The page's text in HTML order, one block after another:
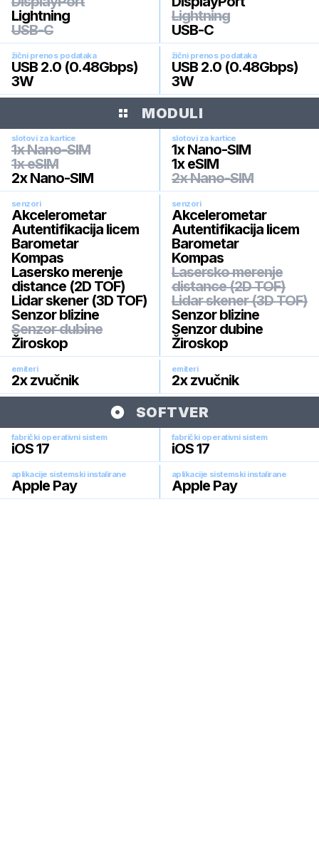
Lightning
USB-C
Lightning
USB-C
žični prenos podataka
USB 2.0 (0.48Gbps)
3W
žični prenos podataka
USB 2.0 (0.48Gbps)
3W
MODULI
slotovi za kartice
1x Nano-SIM
1x eSIM
2x Nano-SIM
slotovi za kartice
1x Nano-SIM
1x eSIM
2x Nano-SIM
senzori
Akcelerometar
Autentifikacija licem
Barometar
Kompas
Lasersko merenje
distance (2D TOF)
Lidar skener (3D TOF)
Senzor blizine
Senzor dubine
Žiroskop
senzori
Akcelerometar
Autentifikacija licem
Barometar
Kompas
Lasersko merenje
distance (2D TOF)
Lidar skener (3D TOF)
Senzor blizine
Senzor dubine
Žiroskop
emiteri
2x zvučnik
emiteri
2x zvučnik
SOFTVER
fabrički operativni sistem
iOS 17
fabrički operativni sistem
iOS 17
aplikacije sistemski instalirane
Apple Pay
aplikacije sistemski instalirane
Apple Pay